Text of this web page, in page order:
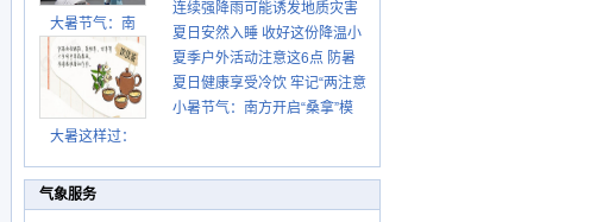
大暑节气：南
大暑这样过：
示请收好
连续强降雨可能诱发地质灾害
这些前兆要知道
夏日安然入睡 收好这份降温小
贴士
夏季户外活动注意这6点 防暑
健身两不误
夏日健康享受冷饮 牢记“两注意
一控制”
小暑节气：南方开启“桑拿”模
气象服务